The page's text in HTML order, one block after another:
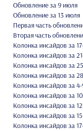
Обновление за 9 июля
Обновление за 13 июля
Первая часть
Вторая часть
Колонка инсайдов за
Колонка инсайдов за
Колонка инсайдов за
Колонка инсайдов за
Колонка инсайдов за 4-
Колонка инсайдов за
Колонка инсайдов за
Колонка инсайдов за
Колонка инсайдов за